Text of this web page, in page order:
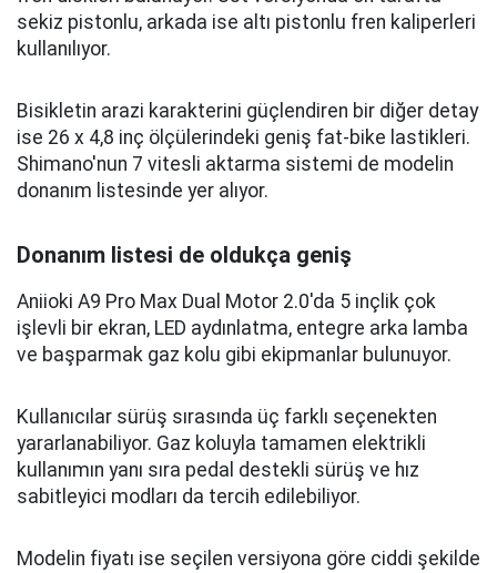
sekiz pistonlu, arkada ise altı pistonlu fren kaliperleri
kullanılıyor.
Bisikletin arazi karakterini güçlendiren bir diğer detay
ise 26 x 4,8 inç ölçülerindeki geniş fat-bike lastikleri.
Shimano'nun 7 vitesli aktarma sistemi de modelin
donanım listesinde yer alıyor.
Donanım listesi de oldukça geniş
Aniioki A9 Pro Max Dual Motor 2.0'da 5 inçlik çok
işlevli bir ekran, LED aydınlatma, entegre arka lamba
ve başparmak gaz kolu gibi ekipmanlar bulunuyor.
Kullanıcılar sürüş sırasında üç farklı seçenekten
yararlanabiliyor. Gaz koluyla tamamen elektrikli
kullanımın yanı sıra pedal destekli sürüş ve hız
sabitleyici modları da tercih edilebiliyor.
Modelin fiyatı ise seçilen versiyona göre ciddi şekilde